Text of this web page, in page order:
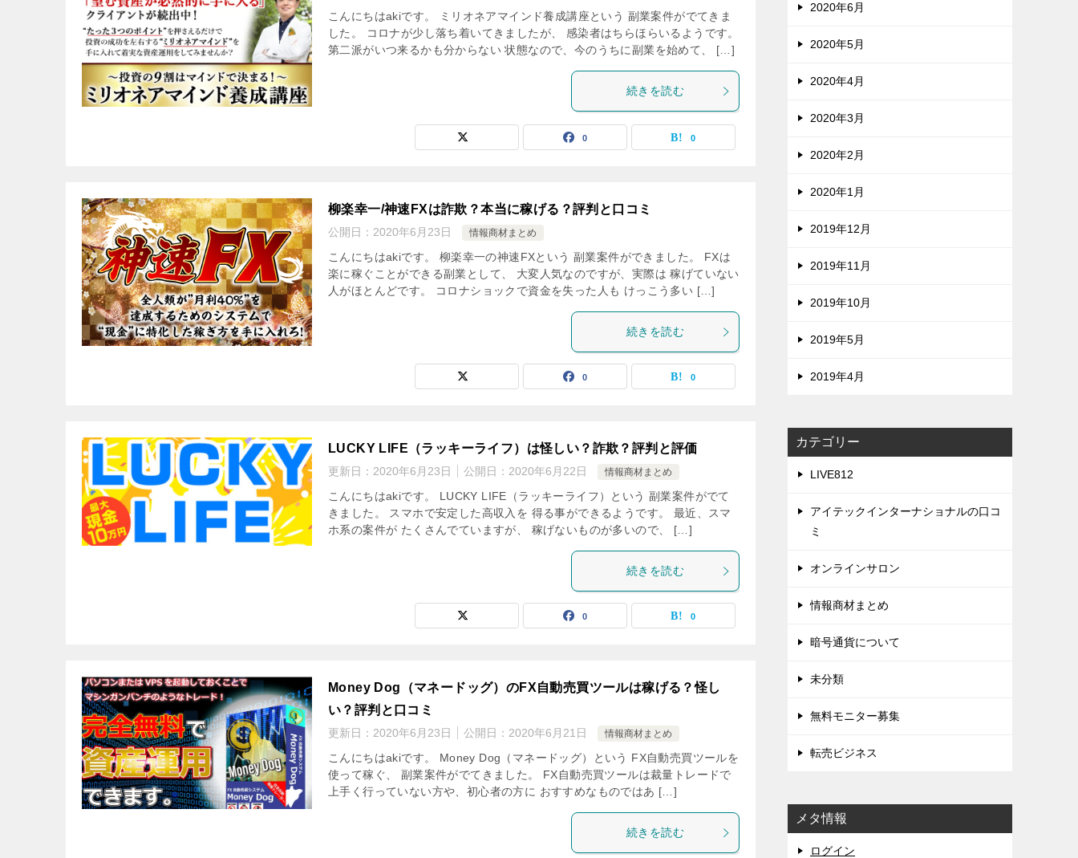
こんにちはakiです。 ミリオネアマインド養成講座という 副業案件がでてきま
した。 コロナが少し落ち着いてきましたが、 感染者はちらほらいるようです。
第二派がいつ来るかも分からない 状態なので、今のうちに副業を始めて、 […]
続きを読む
0 0
柳楽幸一/神速FXは詐欺？本当に稼げる？評判と口コミ
公開日： 2020年6月23日 情報商材まとめ
こんにちはakiです。 柳楽幸一の神速FXという 副業案件ができました。 FXは
楽に稼ぐことができる副業として、 大変人気なのですが、実際は 稼げていない
人がほとんどです。 コロナショックで資金を失った人も けっこう多い […]
続きを読む
0 0
LUCKY LIFE（ラッキーライフ）は怪しい？詐欺？評判と評価
更新日： 2020年6月23日 公開日： 2020年6月22日 情報商材まとめ
こんにちはakiです。 LUCKY LIFE（ラッキーライフ）という 副業案件がでて
きました。 スマホで安定した高収入を 得る事ができるようです。 最近、スマ
ホ系の案件が たくさんでていますが、 稼げないものが多いので、 […]
続きを読む
0 0
Money Dog（マネードッグ）のFX自動売買ツールは稼げる？怪し
い？評判と口コミ
更新日： 2020年6月23日 公開日： 2020年6月21日 情報商材まとめ
こんにちはakiです。 Money Dog（マネードッグ）という FX自動売買ツールを
使って稼ぐ、 副業案件がでてきました。 FX自動売買ツールは裁量トレードで
上手く行っていない方や、初心者の方に おすすめなものではあ […]
続きを読む
2020年6月
2020年5月
2020年4月
2020年3月
2020年2月
2020年1月
2019年12月
2019年11月
2019年10月
2019年5月
2019年4月
カテゴリー
LIVE812
アイテックインターナショナルの口コ
ミ
オンラインサロン
情報商材まとめ
暗号通貨について
未分類
無料モニター募集
転売ビジネス
メタ情報
ログイン